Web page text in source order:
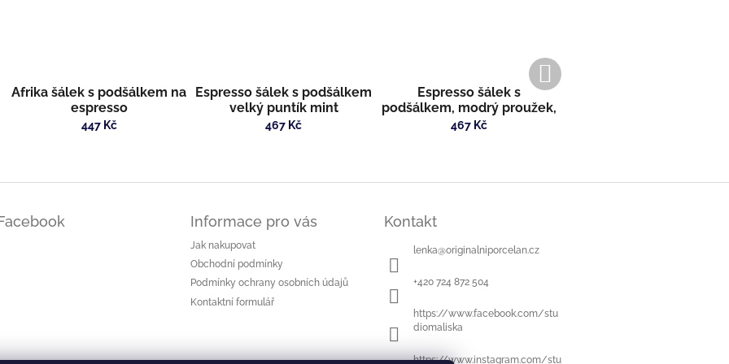
Afrika šálek s podšálkem na
espresso
447 Kč
Espresso šálek s podšálkem
velký puntík mint
467 Kč
Espresso šálek s
podšálkem, modrý proužek,
kočka
467 Kč
Další
produkt
Informace pro vás
Jak nakupovat
Obchodní podmínky
Podmínky ochrany osobních údajů
Kontaktní formulář
Kontakt
lenka@originalniporcelan.cz
+420 724 872 504
https://www.facebook.com/stu
diomaliska
https://www.instagram.com/stu